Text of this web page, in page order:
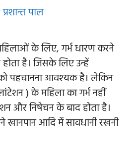
प्रशान्त पाल
के लिए, गर्भ धारण करने
है। जिसके लिए उन्हें
आवश्यक है। लेकिन
) के महिला का गर्भ नहीं
और निषेचन के बाद होता है।
खानपान आदि में सावधानी रखनी